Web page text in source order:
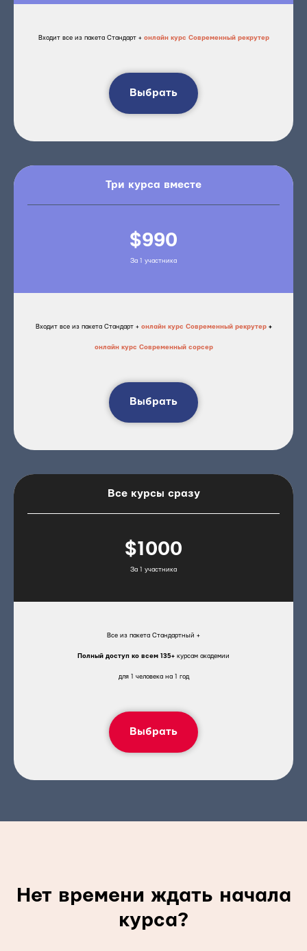
Входит все из пакета Стандарт + онлайн курс Современный рекрутер
Выбрать
Три курса вместе
$990
За 1 участника
Входит все из пакета Стандарт + онлайн курс Современный рекрутер+
онлайн курс Современный сорсер
Выбрать
Все курсы сразу
$1000
За 1 участника
Все из пакета Стандартный +
Полный доступ ко всем 135+ курсам академии
для 1 человека на 1 год
Выбрать
Нет времени ждать начала
курса?